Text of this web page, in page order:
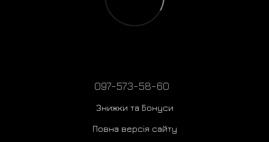
097-573-58-60
Знижки та Бонуси
Повна версія сайту